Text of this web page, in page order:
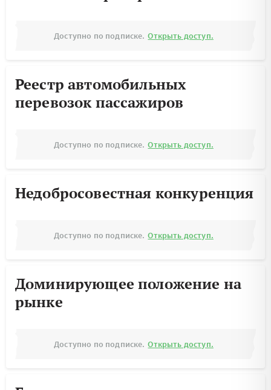
Доступно по подписке. Открыть доступ.
Реестр автомобильных
перевозок пассажиров
Доступно по подписке. Открыть доступ.
Недобросовестная конкуренция
Доступно по подписке. Открыть доступ.
Доминирующее положение на
рынке
Доступно по подписке. Открыть доступ.